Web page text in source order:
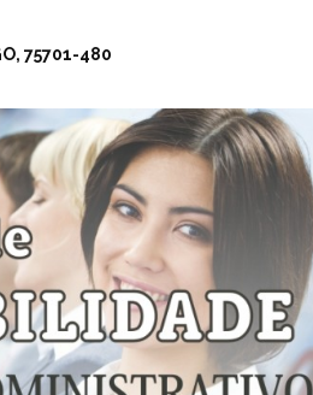
75701-480